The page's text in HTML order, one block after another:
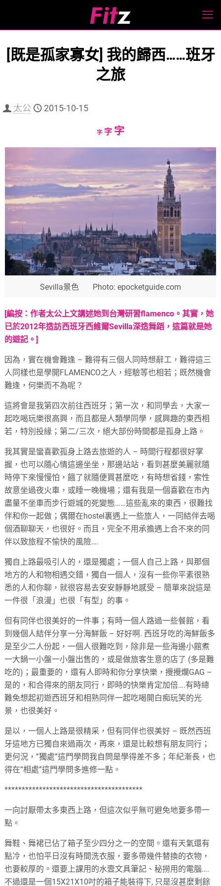
[既是孤家寡女] 我的歸西……班牙
之旅
太公 2015-10-15
字Decrease
字Reset
字Increase
Sevilla景色 Photo: epocketguide.com
[編按：作者太公 上文講述她到台灣研習flamenco。其實，她
已於2012年造訪西班牙西維爾Sevilla深造舞蹈，這篇就是她
的遊記。]
因為，實在機會難逢 – 難得有三個人同時想辭工，難得這三
人同樣也是學開FLAMENCO之人，經驗等也相若；既然機會
難逢，何樂而不為呢？
這將會是我第四次前往西班牙；第一次，和同學去，大家一
起吃喝玩樂很高興，而且都是人類學同學，感興趣的東西相
若，特別投緣；第二/三次，絕大部份時間都是孤身上路。
我其實是蠻喜歡孤身上路去旅遊的人 – 時間行程都很好掌
握，也可以隨心情這邊坐坐，那邊站站，看到甚麼美麗就隨
時停下來慢慢怕，餓了就隨便買甚麼吃，有時想省錢，索性
故意坐過夜火車，或睡一晚機場；還有我是一個喜歡在市內
盡量不坐車而步行遊城的死變態……這些亂來的東西，很難找
伴和你一起做；偶爾在hostel裏遇上一些旅人，一同結伴去喝
個酒聊聊天，也很好。而且，完全不用承擔遇上合不來的同
伴以致旅程不愉快的風險….
獨自上路最吸引人的，還是獨處；一個人自己上路，與那個
地方的人和物相遇交錯，獨自一個人，沒有一些你平素很熟
悉的人和你聊，就很容易去安安靜靜地感受 – 簡單來說這是
一件很「浪漫」也很「有型」的事。
但有同伴也很美好的一件事；有時一個人路過一些餐館，看
到幾個人結伴分享一分海鮮飯 – 好好啊. 西班牙吃的海鮮飯多
是至少二人份起，一個人很難吃到，除非是一些海邊小館煮
一大鍋一小盤一小盤出售的，或是做旅客生意的店了 (多是難
吃的)；最重要的，還有人即時和你分享快樂，攪攪爛GAG –
是的，和合得來的朋友同行，即時的快樂肯定加倍….有時總
難免想起初遊西班牙和相熟同伴一起吃喝開白痴玩笑的光
景，也很美好。
是以，一個人上路是很精采，但有同伴也很美好 – 既然西班
牙這地方已獨自來過兩次，再來，還是比較想有朋友同行；
更何況，”獨處”這門學問我自問是學得差不多；年紀漸長，也
得在”相處”這門學問多進修一點。
****************************************
一向討厭帶太多東西上路，但這次似乎無可避免地要多帶一
點。
舞鞋、舞裙已佔了箱子至少四分之一的空間。還有天氣還有
點冷，也怕平日沒有時間洗衣服，要多帶幾件替換的衣物，
也要較厚的。還要上課用的水壼文具筆記、秘撈用的電腦….
不過還是一個15X21X10吋的箱子能裝得下, 只是沒甚麼剩餘